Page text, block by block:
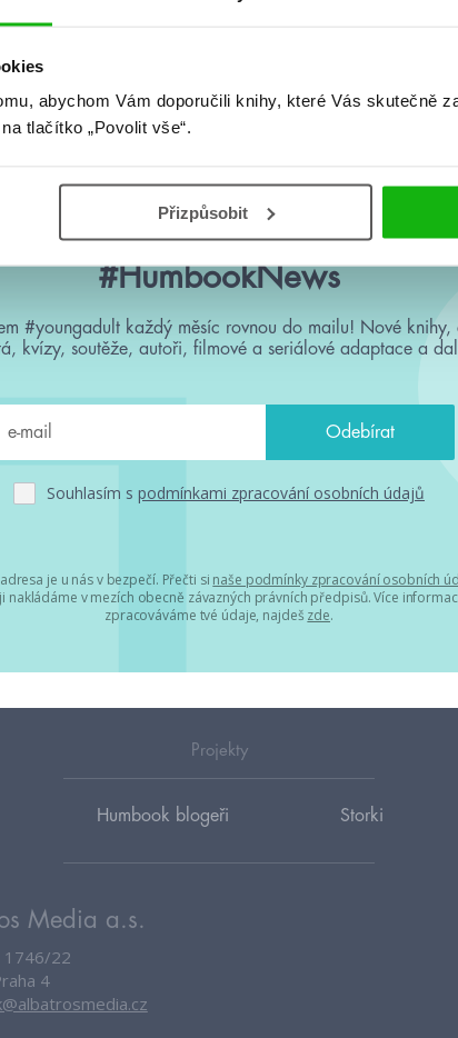
abychom Vám doporučili knihy, které Vás skutečně
tlačítko „Povolit vše“.
Přizpůsobit
Žádné knihy nenalezeny.
#HumbookNews
#youngadult každý měsíc rovnou do mailu! Nové knihy,
kvízy, soutěže, autoři, filmové a seriálové adaptace a
Souhlasím s podmínkami zpracování osobních údajů
je u nás v bezpečí. Přečti si naše podmínky zpracování osobních
nakládáme v mezích obecně závazných právních předpisů. Více
zpracováváme tvé údaje, najdeš zde.
Projekty
Humbook blogeři Storki
Media a.s.
1746/22
4